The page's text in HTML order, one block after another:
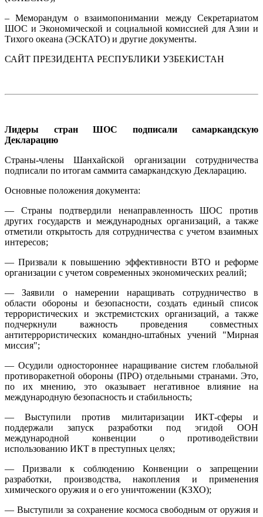
– Меморандум о взаимопонимании между Секретариатом
ШОС и Экономической и социальной комиссией для Азии и
Тихого океана (ЭСКАТО) и другие документы.
САЙТ ПРЕЗИДЕНТА РЕСПУБЛИКИ УЗБЕКИСТАН
Лидеры стран ШОС подписали самаркандскую
Декларацию
Страны-члены Шанхайской организации сотрудничества
подписали по итогам саммита самаркандскую Декларацию.
Основные положения документа:
— Страны подтвердили ненаправленность ШОС против
других государств и международных организаций, а также
отметили открытость для сотрудничества с учетом взаимных
интересов;
— Призвали к повышению эффективности ВТО и реформе
организации с учетом современных экономических реалий;
— Заявили о намерении наращивать сотрудничество в
области обороны и безопасности, создать единый список
террористических и экстремистских организаций, а также
подчеркнули важность проведения совместных
антитеррористических командно-штабных учений "Мирная
миссия";
— Осудили одностороннее наращивание систем глобальной
противоракетной обороны (ПРО) отдельными странами. Это,
по их мнению, это оказывает негативное влияние на
международную безопасность и стабильность;
— Выступили против милитаризации ИКТ-сферы и
поддержали запуск разработки под эгидой ООН
международной конвенции о противодействии
использованию ИКТ в преступных целях;
— Призвали к соблюдению Конвенции о запрещении
разработки, производства, накопления и применения
химического оружия и о его уничтожении (КЗХО);
— Выступили за сохранение космоса свободным от оружия и